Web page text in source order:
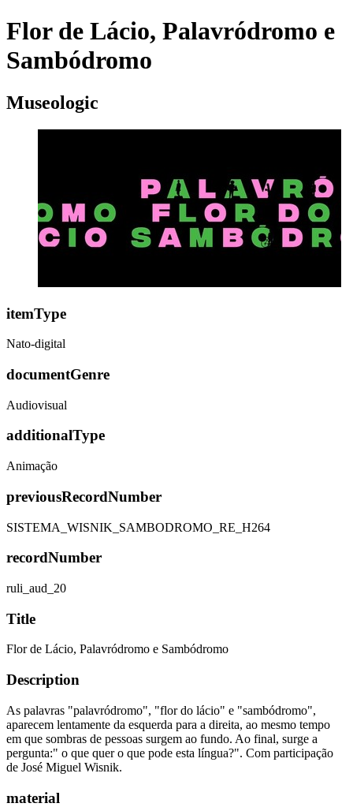
Flor de Lácio, Palavródromo e
Sambódromo
Museologic
itemType
Nato-digital
documentGenre
Audiovisual
additionalType
Animação
previousRecordNumber
SISTEMA_WISNIK_SAMBODROMO_RE_H264
recordNumber
ruli_aud_20
Title
Flor de Lácio, Palavródromo e Sambódromo
Description
As palavras "palavródromo", "flor do lácio" e "sambódromo",
aparecem lentamente da esquerda para a direita, ao mesmo tempo
em que sombras de pessoas surgem ao fundo. Ao final, surge a
pergunta:" o que quer o que pode esta língua?". Com participação
de José Miguel Wisnik.
material